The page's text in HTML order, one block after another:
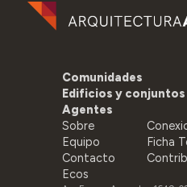
Comunidades
Edificios y conjuntos
Agentes
Sobre
Equipo
Contacto
Ecos
Ficha